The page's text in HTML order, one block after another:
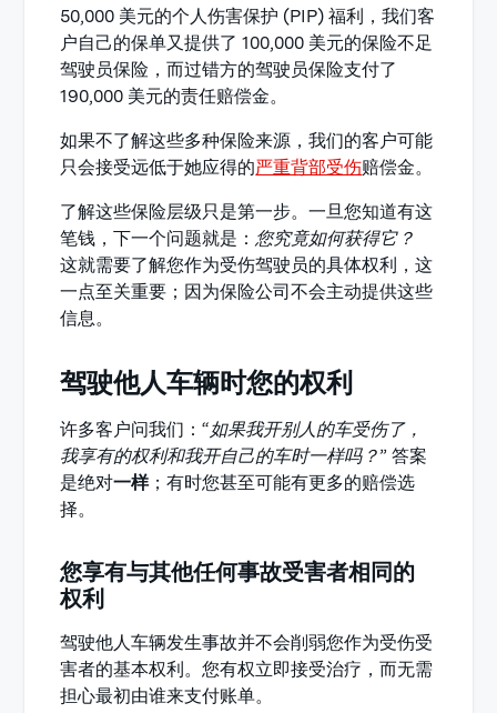
50,000 美元的个人伤害保护 (PIP) 福利，我们客
户自己的保单又提供了 100,000 美元的保险不足
驾驶员保险，而过错方的驾驶员保险支付了
190,000 美元的责任赔偿金。
如果不了解这些多种保险来源，我们的客户可能
只会接受远低于她应得的严重背部受伤赔偿金。
了解这些保险层级只是第一步。一旦您知道有这
笔钱，下一个问题就是： 您究竟如何获得它？
这就需要了解您作为受伤驾驶员的具体权利，这
一点至关重要；因为保险公司不会主动提供这些
信息。
驾驶他人车辆时您的权利
许多客户问我们：“如果我开别人的车受伤了，
我享有的权利和我开自己的车时一样吗？” 答案
是绝对一样；有时您甚至可能有更多的赔偿选
择。
您享有与其他任何事故受害者相同的
权利
驾驶他人车辆发生事故并不会削弱您作为受伤受
害者的基本权利。您有权立即接受治疗，而无需
担心最初由谁来支付账单。